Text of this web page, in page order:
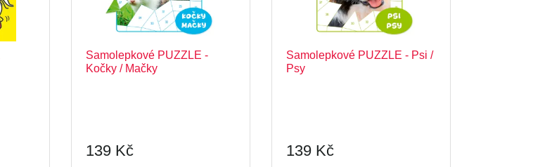
Samolepkové PUZZLE -
Kočky / Mačky
139 Kč
Samolepkové PUZZLE - Psi /
Psy
139 Kč